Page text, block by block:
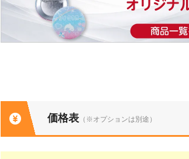
価格表 （※オプションは別途）